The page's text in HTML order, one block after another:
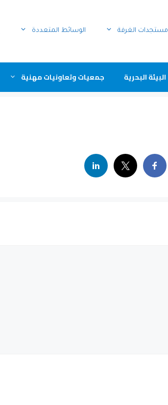
مستجدات الغرفة الوسائط المتعددة
البيئة البحرية جمعيات وتعاونيات مهنية